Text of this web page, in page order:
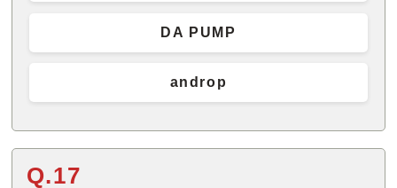
DA PUMP
androp
Q.17